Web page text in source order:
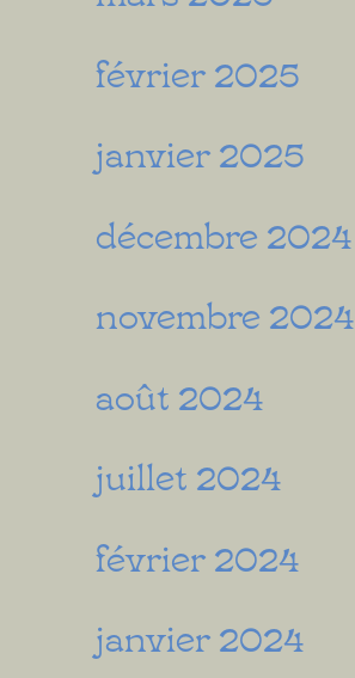
février 2025
janvier 2025
décembre 2024
novembre 2024
août 2024
juillet 2024
février 2024
janvier 2024